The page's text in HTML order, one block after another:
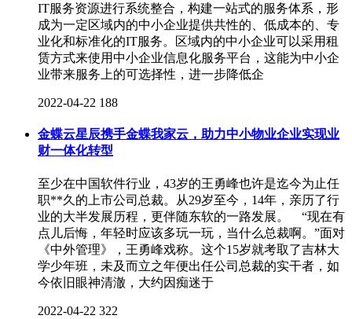
IT服务资源进行系统整合，构建一站式的服务体系，形
成为一定区域内的中小企业提供共性的、低成本的、专
业化和标准化的IT服务。区域内的中小企业可以采用租
赁方式来使用中小企业信息化服务平台，这能为中小企
业带来服务上的可选择性，进一步降低企
2022-04-22 188
金蝶云星辰携手金蝶我家云，助力中小物业企业实现业
财一体化转型
至少在中国软件行业，43岁的王勇峰也许是迄今为止任
职**久的上市公司总裁。从29岁至今，14年，亲历了行
业的大半发展历程，更伴随东软的一路发展。 “现在有
点儿后悔，年轻时应该多玩一玩，当什么总裁啊。”面对
《中外管理》，王勇峰戏称。这个15岁就考取了吉林大
学少年班，未及而立之年便出任公司总裁的实干者，如
今依旧眼神清澈，大约因痴迷于
2022-04-22 322